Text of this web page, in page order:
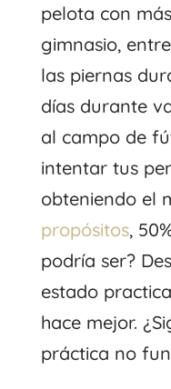
pelota con
gimnasio,
las piernas
días durante
al campo de
intentar tus
obteniendo el
propósitos,
podría ser?
estado
hace mejor.
práctica no